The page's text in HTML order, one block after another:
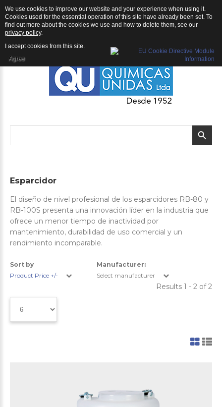
Esparcidor
El diseño de nivel profesional de los esparcidores RB-80 y
RB-100S presenta una innovación líder en la industria que
ofrece un menor tiempo de inactividad por
mantenimiento, durabilidad de uso comercial y un
rendimiento incomparable.
Sort by
Product Price +/-
Manufacturer:
Select manufacturer
Results 1 - 2 of 2
We use cookies to improve our website and your experience when using it.
Cookies used for the essential operation of this site have already been set. To
find out more about the cookies we use and how to delete them, see our
privacy policy.
I accept cookies from this site.
Agree
QU | Productos